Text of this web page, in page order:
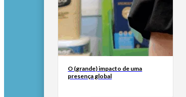
O (grande) impacto de uma
presença global